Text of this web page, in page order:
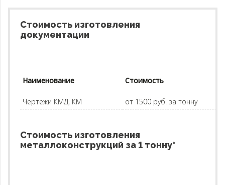
Стоимость изготовления
документации
Наименование Стоимость
Чертежи КМД, КМ от 1500 руб. за тонну
Стоимость изготовления
металлоконструкций за 1 тонну*